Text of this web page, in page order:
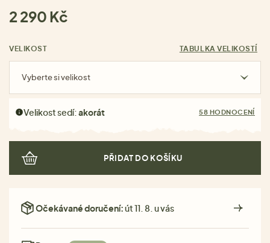
2 290 Kč
VELIKOST TABULKA VELIKOSTÍ
Vyberte si velikost
Velikost sedí:akorát 58 HODNOCENÍ
PŘIDAT DO KOŠÍKU
Očekávané doručení:út 11. 8. u vás